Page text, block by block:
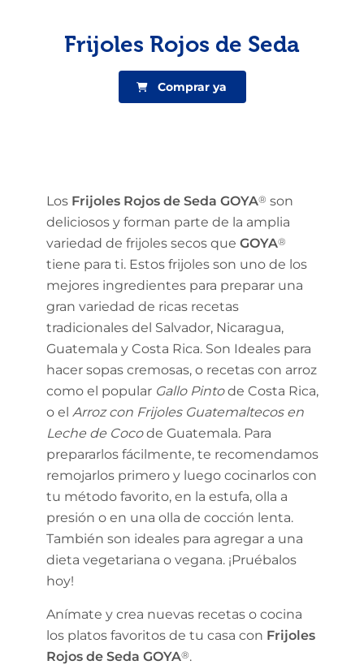
Frijoles Rojos de Seda
Comprar ya
Los Frijoles Rojos de Seda GOYA® son
deliciosos y forman parte de la amplia
variedad de frijoles secos que GOYA®
tiene para ti. Estos frijoles son uno de los
mejores ingredientes para preparar una
gran variedad de ricas recetas
tradicionales del Salvador, Nicaragua,
Guatemala y Costa Rica. Son Ideales para
hacer sopas cremosas, o recetas con arroz
como el popular Gallo Pintode Costa Rica,
o el Arroz con Frijoles Guatemaltecos en
Leche de Cocode Guatemala. Para
prepararlos fácilmente, te recomendamos
remojarlos primero y luego cocinarlos con
tu método favorito, en la estufa, olla a
presión o en una olla de cocción lenta.
También son ideales para agregar a una
dieta vegetariana o vegana. ¡Pruébalos
hoy!
Anímate y crea nuevas recetas o cocina
los platos favoritos de tu casa con Frijoles
Rojos de Seda GOYA®.